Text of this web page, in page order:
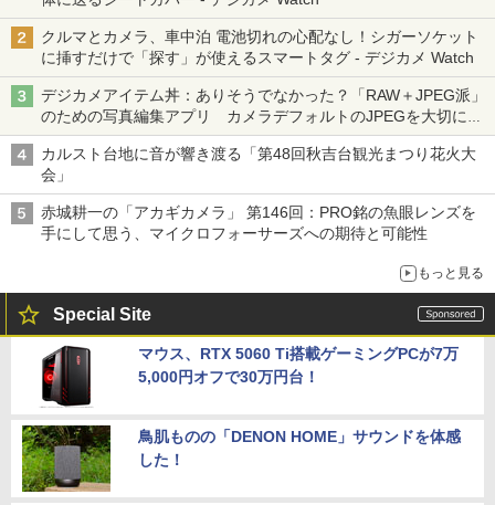
クルマとカメラ、車中泊 電池切れの心配なし！シガーソケット
に挿すだけで「探す」が使えるスマートタグ - デジカメ Watch
デジカメアイテム丼：ありそうでなかった？「RAW＋JPEG派」
のための写真編集アプリ カメラデフォルトのJPEGを大切にす
る「Filmator」
カルスト台地に音が響き渡る「第48回秋吉台観光まつり花火大
会」
赤城耕一の「アカギカメラ」 第146回：PRO銘の魚眼レンズを
手にして思う、マイクロフォーサーズへの期待と可能性
もっと見る
Special Site
マウス、RTX 5060 Ti搭載ゲーミングPCが7万
5,000円オフで30万円台！
鳥肌ものの「DENON HOME」サウンドを体感
した！